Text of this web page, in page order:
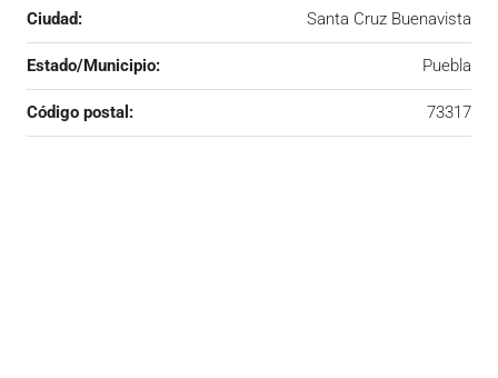
Ciudad: Santa Cruz Buenavista
Estado/Municipio: Puebla
Código postal: 73317